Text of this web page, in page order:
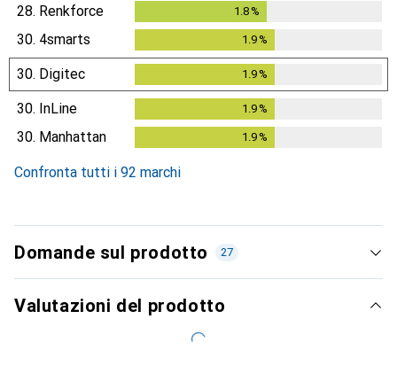
28. Renkforce 1.8 %
30. 4smarts 1.9%
30. Digitec 1.9%
30. InLine 1.9%
30. Manhattan 1.9%
Confronta tutti i 92 marchi
Domande sul prodotto 27
Valutazioni del prodotto